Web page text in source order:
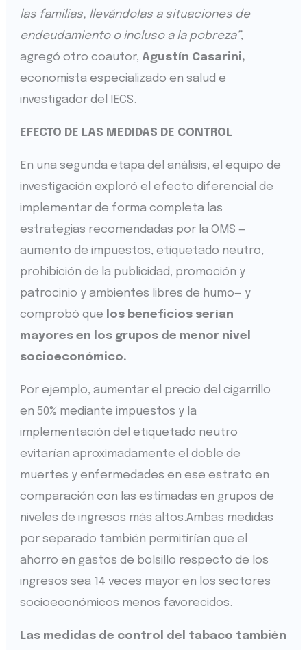
las familias, llevándolas a situaciones de
endeudamiento o incluso a la pobreza”,
agregó otro coautor, Agustín Casarini,
economista especializado en salud e
investigador del IECS.
EFECTO DE LAS MEDIDAS DE CONTROL
En una segunda etapa del análisis, el equipo de
investigación exploró el efecto diferencial de
implementar de forma completa las
estrategias recomendadas por la OMS —
aumento de impuestos, etiquetado neutro,
prohibición de la publicidad, promoción y
patrocinio y ambientes libres de humo— y
comprobó que
los beneficios serían
mayores en los grupos de menor nivel
socioeconómico.
Por ejemplo, aumentar el precio del cigarrillo
en 50% mediante impuestos y la
implementación del etiquetado neutro
evitarían aproximadamente el doble de
muertes y enfermedades en ese estrato en
comparación con las estimadas en grupos de
niveles de ingresos más altos.Ambas medidas
por separado también permitirían que el
ahorro en gastos de bolsillo respecto de los
ingresos sea 14 veces mayor en los sectores
socioeconómicos menos favorecidos.
Las medidas de control del tabaco también